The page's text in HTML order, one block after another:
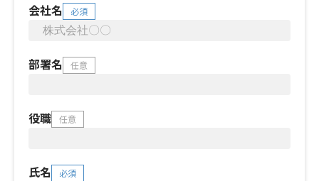
会社名 必須
部署名 任意
役職 任意
氏名 必須